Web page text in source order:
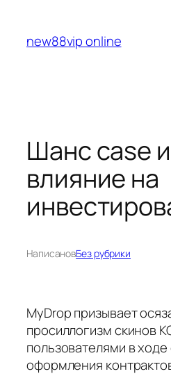
содержимому
new88vip online
Шанс case
влияние на
НаписановБез рубрики
MyDrop призывает
просиллогизм скинов
пользователями в ходе
оформления